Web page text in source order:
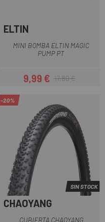
ELTIN
MINI BOMBA ELTIN MAGIC
PUMP PT
Precio
9,99 €Precio regular
17,80 €
-20%
SIN STOCK
CHAOYANG
CUBIERTA CHAOYANG